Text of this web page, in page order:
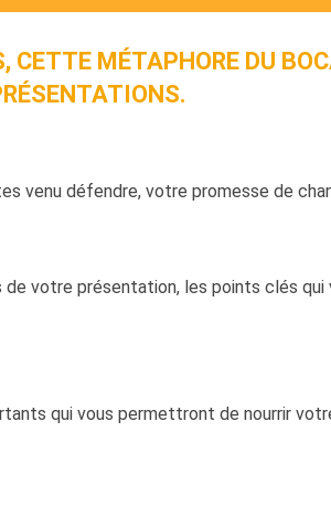
CETTE MÉTAPHORE DU
venu défendre, votre promesse de
votre présentation, les points clés qui
qui vous permettront de nourrir